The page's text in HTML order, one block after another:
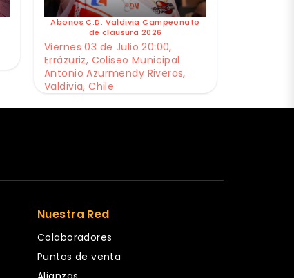
Abonos C.D. Valdivia Campeonato
de clausura 2026
Viernes 03 de Julio 20:00,
Errázuriz, Coliseo Municipal
Antonio Azurmendy Riveros,
Valdivia, Chile
Nuestra Red
Colaboradores
Puntos de venta